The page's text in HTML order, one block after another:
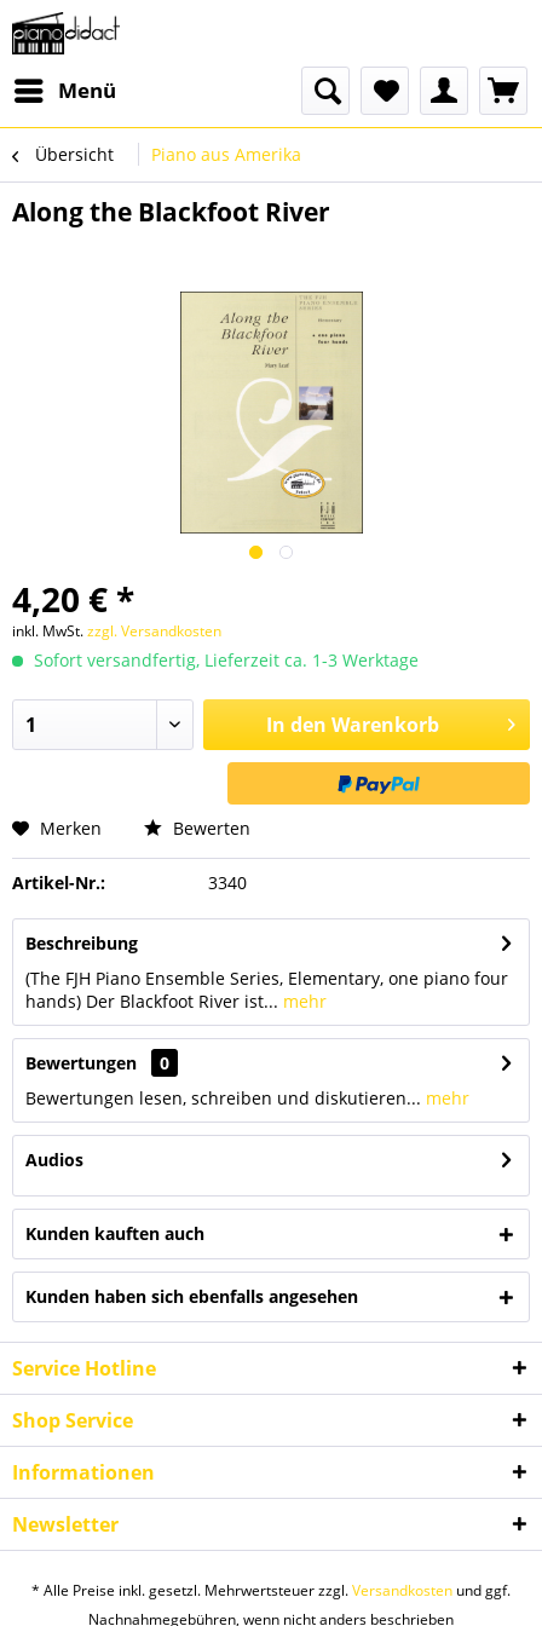
Menü
Übersicht Piano aus Amerika
Along the Blackfoot River
4,20 € *
inkl. MwSt.zzgl. Versandkosten
Sofort versandfertig, Lieferzeit ca. 1-3 Werktage
In den Warenkorb
Merken Bewerten
Artikel-Nr.: 3340
Beschreibung
(The FJH Piano Ensemble Series, Elementary, one piano four
hands) Der Blackfoot River ist... mehr
Bewertungen
0
Bewertungen lesen, schreiben und diskutieren... mehr
Audios
Kunden kauften auch
Kunden haben sich ebenfalls angesehen
Service Hotline
Shop Service
Informationen
Newsletter
* Alle Preise inkl. gesetzl. Mehrwertsteuer zzgl.Versandkosten und ggf.
Nachnahmegebühren, wenn nicht anders beschrieben